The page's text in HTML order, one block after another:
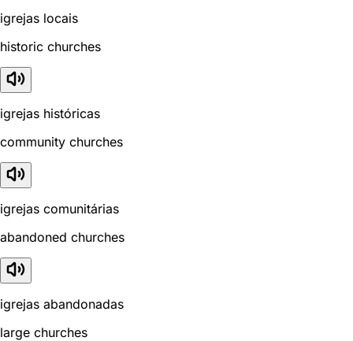
igrejas locais
historic churches
igrejas históricas
community churches
igrejas comunitárias
abandoned churches
igrejas abandonadas
large churches